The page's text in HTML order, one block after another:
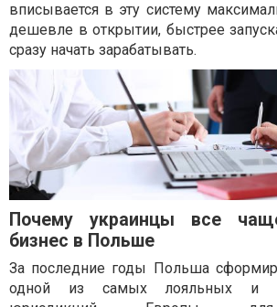
вписывается в эту систему
дешевле в открытии, быстрее
сразу начать зарабатывать.
Почему украинцы все
бизнес в Польше
За последние годы Польша
одной из самых лояльных и